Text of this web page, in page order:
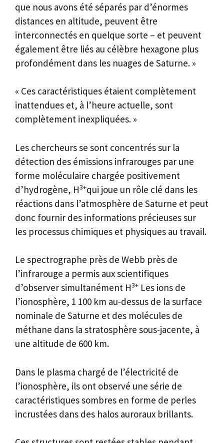
que nous avons été séparés par d’énormes
distances en altitude, peuvent être
interconnectés en quelque sorte – et peuvent
également être liés au célèbre hexagone plus
profondément dans les nuages ​​de Saturne. »
« Ces caractéristiques étaient complètement
inattendues et, à l’heure actuelle, sont
complètement inexpliquées. »
Les chercheurs se sont concentrés sur la
détection des émissions infrarouges par une
forme moléculaire chargée positivement
d’hydrogène, H3+qui joue un rôle clé dans les
réactions dans l’atmosphère de Saturne et peut
donc fournir des informations précieuses sur
les processus chimiques et physiques au travail.
Le spectrographe près de Webb près de
l’infrarouge a permis aux scientifiques
d’observer simultanément H3+ Les ions de
l’ionosphère, 1 100 km au-dessus de la surface
nominale de Saturne et des molécules de
méthane dans la stratosphère sous-jacente, à
une altitude de 600 km.
Dans le plasma chargé de l’électricité de
l’ionosphère, ils ont observé une série de
caractéristiques sombres en forme de perles
incrustées dans des halos auroraux brillants.